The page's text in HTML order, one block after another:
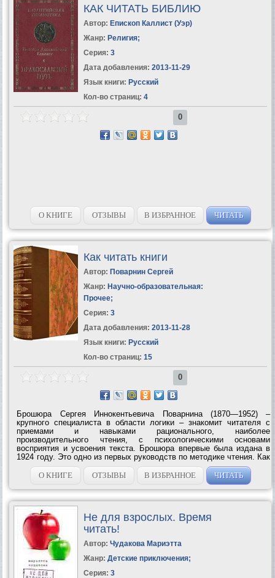
КАК ЧИТАТЬ БИБЛИЮ
Автор: Епископ Каллист (Уэр)
Жанр: Религия;
Серия: 3
Дата добавления: 2013-11-29
Язык книги: Русский
Кол-во страниц: 4
0
О КНИГЕ ОТЗЫВЫ В ИЗБРАННОЕ ЧИТАТЬ
Как читать книги
Автор: Поварнин Сергей
Жанр: Научно-образовательная:
Прочее;
Серия: 3
Дата добавления: 2013-11-28
Язык книги: Русский
Кол-во страниц: 15
0
Брошюра Сергея Иннокентьевича Поварнина (1870—1952) –
крупного специалиста в области логики – знакомит читателя с
приемами и навыками рационального, наиболее
производительного чтения, с психологическими основами
восприятия и усвоения текста. Брошюра впервые была издана в
1924 году. Это одно из первых руководств по методике чтения. Как
писал C. И. Пoварнин в предисловии к изданию 1924 года, – это
«краткое введение в искусство чтения»....
О КНИГЕ ОТЗЫВЫ В ИЗБРАННОЕ ЧИТАТЬ
Не для взрослых. Время
читать!
Автор: Чудакова Мариэтта
Жанр: Детские приключения;
Серия: 3